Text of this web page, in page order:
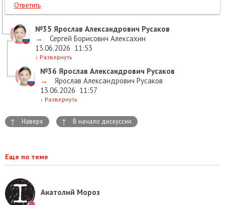
Ответить
№35 Ярослав Александрович Русаков
→
Сергей Борисович Алексахин
13.06.2026 11:53
↓ Развернуть
№36 Ярослав Александрович Русаков
→
Ярослав Александрович Русаков
13.06.2026 11:57
↓ Развернуть
↑ Наверх ↑ В начало дискуссии
Еще по теме
Анатолий Мороз